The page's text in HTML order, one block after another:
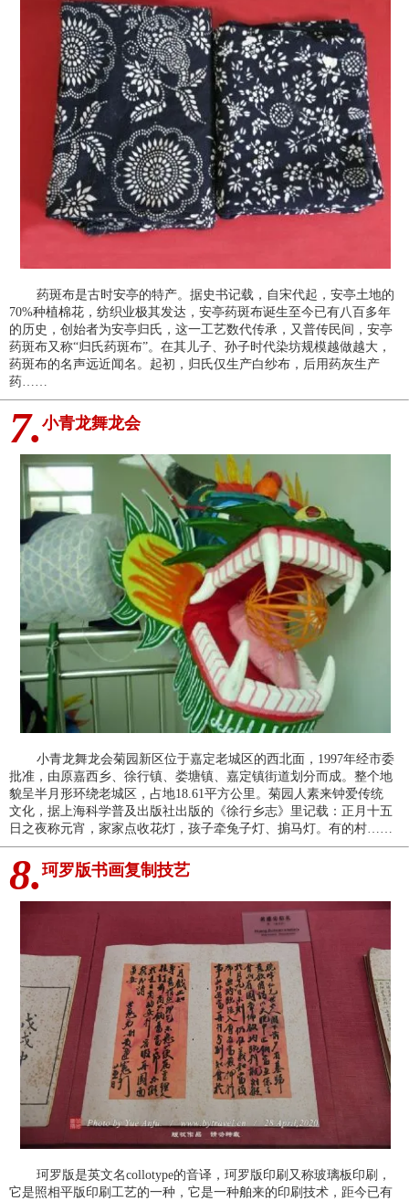
药斑布是古时安亭的特产。据史书记载，自宋代起，安亭土地的
70%种植棉花，纺织业极其发达，安亭药斑布诞生至今已有八百多年
的历史，创始者为安亭归氏，这一工艺数代传承，又普传民间，安亭
药斑布又称“归氏药斑布”。在其儿子、孙子时代染坊规模越做越大，
药斑布的名声远近闻名。起初，归氏仅生产白纱布，后用药灰生产
药……
7. 小青龙舞龙会
小青龙舞龙会菊园新区位于嘉定老城区的西北面，1997年经市委
批准，由原嘉西乡、徐行镇、娄塘镇、嘉定镇街道划分而成。整个地
貌呈半月形环绕老城区，占地18.61平方公里。菊园人素来钟爱传统
文化，据上海科学普及出版社出版的《徐行乡志》里记载：正月十五
日之夜称元宵，家家点收花灯，孩子牵兔子灯、掮马灯。有的村……
8. 珂罗版书画复制技艺
珂罗版是英文名collotype的音译，珂罗版印刷又称玻璃板印刷，
它是照相平版印刷工艺的一种，它是一种舶来的印刷技术，距今已有